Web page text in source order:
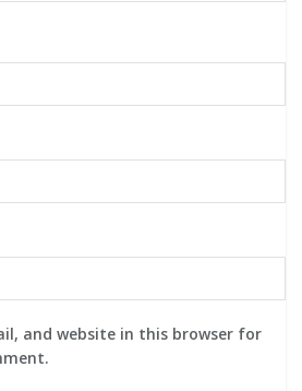
and website in this browser for